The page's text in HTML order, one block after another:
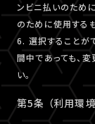
ンビニ払いのため
のために使用する
6. 選択することが
間中であっても、
い。
第5条 （利用環境